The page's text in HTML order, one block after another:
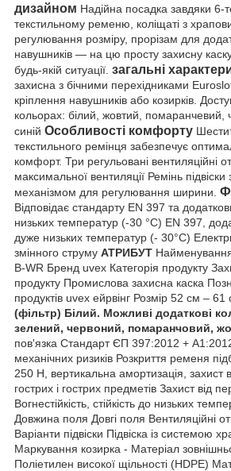
дизайном Надійна посадка завдяки 6-
текстильному ременю, коліщаті з
регулювання розміру, прорізам для
навушників — на цю просту захисну
будь-якій ситуації. загальні
захисна з бічними перехідниками
кріплення навушників або козирків.
кольорах: білий, жовтий, помаранчевий,
синій Особливості комфорту
текстильного ремінця забезпечує
комфорт. Три регульовані вентиляційні
максимальної вентиляції Ремінь
механізмом для регулювання ширини.
Відповідає стандарту EN 397 та
низьких температур (-30 °C) EN 397,
дуже низьких температур (- 30°C)
змінного струму АТРИБУТ Найменування
B-WR Бренд uvex Категорія продукту
продукту Промислова захисна каска
продуктів uvex ейрвінг Розмір 52 см – 61
(фільтр) Білий. Можливі додаткові
зелений, червоний, помаранчовий,
пов'язка Стандарт ЄП 397:2012 +
механічних ризиків Розкриття ременя
250 Н, вертикальна амортизація, захист
гострих і гострих предметів Захист від
Вогнестійкість, стійкість до низьких
Довжина поля Довгі поля Вентиляційні
Варіанти підвіски Підвіска із системою
Маркування козирка - Матеріал
Поліетилен високої щільності (HDPE)